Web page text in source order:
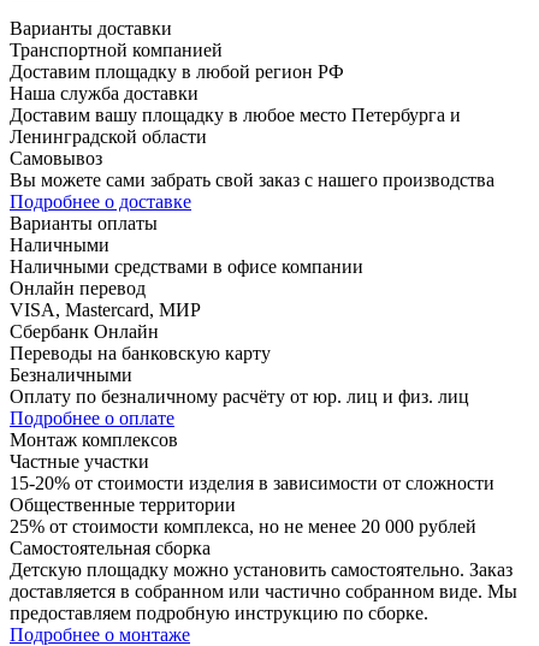
Варианты доставки
Транспортной компанией
Доставим площадку в любой регион РФ
Наша служба доставки
Доставим вашу площадку в любое место Петербурга и
Ленинградской области
Самовывоз
Вы можете сами забрать свой заказ с нашего производства
Подробнее о доставке
Варианты оплаты
Наличными
Наличными средствами в офисе компании
Онлайн перевод
VISA, Mastercard, МИР
Сбербанк Онлайн
Переводы на банковскую карту
Безналичными
Оплату по безналичному расчёту от юр. лиц и физ. лиц
Подробнее о оплате
Монтаж комплексов
Частные участки
15-20% от стоимости изделия в зависимости от сложности
Общественные территории
25% от стоимости комплекса, но не менее 20 000 рублей
Самостоятельная сборка
Детскую площадку можно установить самостоятельно. Заказ
доставляется в собранном или частично собранном виде. Мы
предоставляем подробную инструкцию по сборке.
Подробнее о монтаже